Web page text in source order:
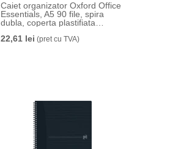
Caiet organizator Oxford Office
Essentials, A5 90 file, spira
dubla, coperta plastifiata
margine dubla si antet,
22,61 lei (pret cu TVA)